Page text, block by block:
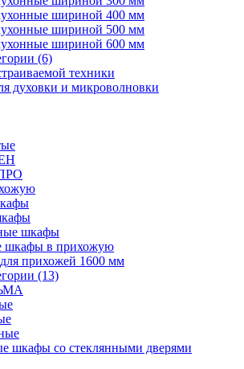
шириной 400 мм
шириной 500 мм
шириной 600 мм
(6)
техники
духовки и микроволновки
шкафы
шкафы в прихожую
прихожей 1600 мм
(13)
шкафы со стеклянными дверями